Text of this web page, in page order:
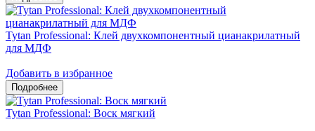
Tytan Professional: Клей двухкомпонентный цианакрилатный
для МДФ
Добавить в избранное
Tytan Professional: Воск мягкий